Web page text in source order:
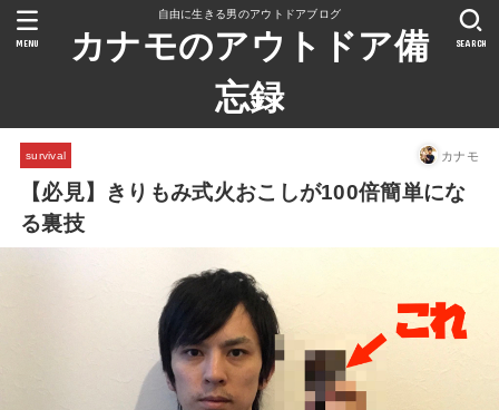
自由に生きる男のアウトドアブログ
カナモのアウトドア備
忘録
SEARCH
MENU
survival カナモ
【必見】きりもみ式火おこしが100倍簡単にな
る裏技